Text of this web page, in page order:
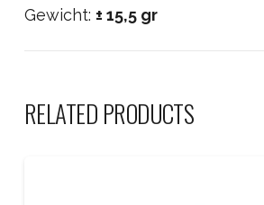
Gewicht: ± 15,5 gr
RELATED PRODUCTS